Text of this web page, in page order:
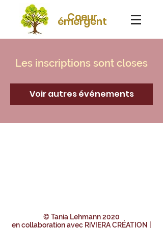
Coeur
émergent
Les inscriptions sont closes
Voir autres événements
© Tania Lehmann 2020
en collaboration avec RiVIERA CRÉATION |